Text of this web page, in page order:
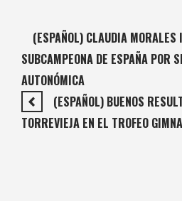
(ESPAÑOL) CLAUDIA MORALES
SUBCAMPEONA DE ESPAÑA POR
AUTONÓMICA
(ESPAÑOL) BUENOS
TORREVIEJA EN EL TROFEO